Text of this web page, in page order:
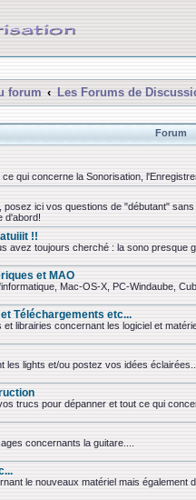
forum
Les Forums de
Forum
qui concerne la Sonorisation,
ici vos questions de "débutant"
d'abord!
!!
avez toujours cherché : la sono presque
et MAO
Mac-OS-X, PC-Windaube,
Téléchargements etc...
librairies concernant les logiciel et
lights et/ou postez vos idées éclairées...
trucs pour dépanner et tout ce qui
concernants la guitare....
le nouveaux matériel mais également